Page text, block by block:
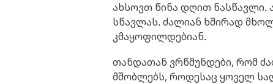
ახსოვთ წინა დღით ნასწავლი.
სწავლას. ძალიან ხშირად
კმაყოფილდებიან.
თანდათან ვრწმუნდები, რომ
მშობლებს, როდესაც ყოველ